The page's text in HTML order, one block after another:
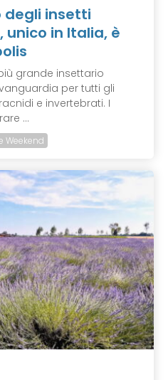
degli insetti
unico in Italia, è
grande insettario
per tutti gli
e invertebrati. I
...
Weekend